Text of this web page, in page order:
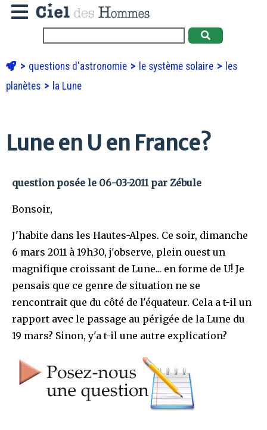
questions d'astronomie le système solaire
les
planètes
la Lune
Lune en U en France?
question posée le 06-03-2011 par Zébule
Bonsoir,
J'habite dans les Hautes-Alpes. Ce soir, dimanche
6 mars 2011 à 19h30, j'observe, plein ouest un
magnifique croissant de Lune... en forme de U! Je
pensais que ce genre de situation ne se
rencontrait que du côté de l'équateur. Cela a t-il un
rapport avec le passage au périgée de la Lune du
19 mars? Sinon, y'a t-il une autre explication?